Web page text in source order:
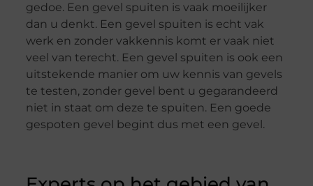
gedoe. Een gevel spuiten is vaak moeilijker
dan u denkt. Een gevel spuiten is echt vak
werk en zonder vakkennis komt er vaak niet
veel van terecht. Een gevel spuiten is ook een
uitstekende manier om uw kennis van gevels
te testen, zonder gevel bent u gegarandeerd
niet in staat om deze te spuiten. Een goede
gespoten gevel begint dus met een gevel.